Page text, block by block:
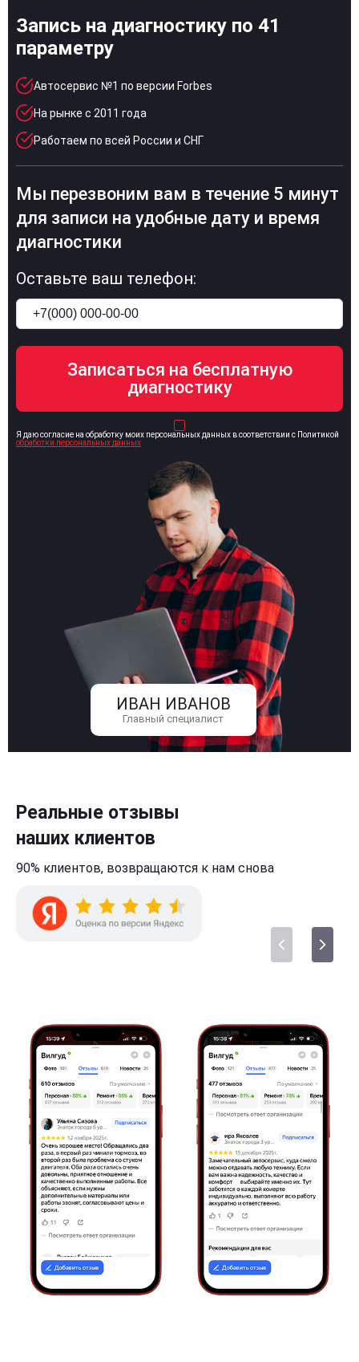
Запись на диагностику по 41
параметру
Автосервис №1 по версии Forbes
На рынке с 2011 года
Работаем по всей России и СНГ
ИВАН ИВАНОВ
Главный специалист
Мы перезвоним вам в течение 5 минут
для записи на удобные дату и время
диагностики
Оставьте ваш телефон:
Я даю согласие на обработку моих персональных данных в соответствии с Политикой
обработки персональных данных
Реальные отзывы
наших клиентов
90% клиентов, возвращаются к нам снова